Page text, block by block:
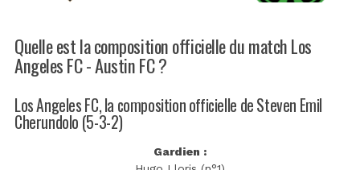
Quelle est la composition officielle du match Los
Angeles FC - Austin FC ?
Los Angeles FC, la composition officielle de Steven Emil
Cherundolo (5-3-2)
Gardien :